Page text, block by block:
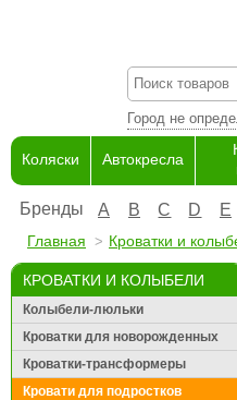
Город не
Коляски Автокресла
Бренды A B C D E
Главная Кроватки и
КРОВАТКИ И КОЛЫБЕЛИ
Колыбели-люльки
Кроватки для новорожденных
Кроватки-трансформеры
Кровати для подростков